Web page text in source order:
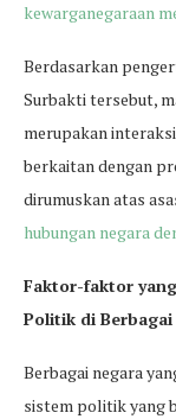
kewarganegaraan
Berdasarkan
Surbakti tersebut,
merupakan
berkaitan dengan
dirumuskan atas
hubungan negara
Faktor-faktor
Politik di Berbagai
Berbagai negara
sistem politik yang